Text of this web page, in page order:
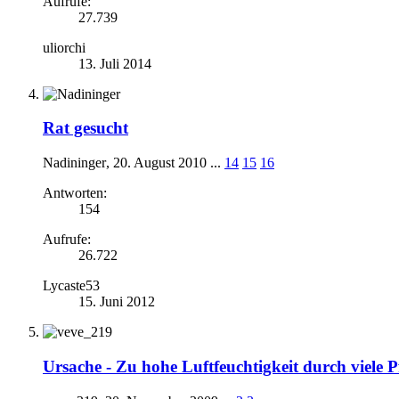
27.739
uliorchi
13. Juli 2014
Rat gesucht
Nadininger, 20. August 2010 ... 14 15 16
Antworten:
154
Aufrufe:
26.722
Lycaste53
15. Juni 2012
Ursache - Zu hohe Luftfeuchtigkeit durch viele